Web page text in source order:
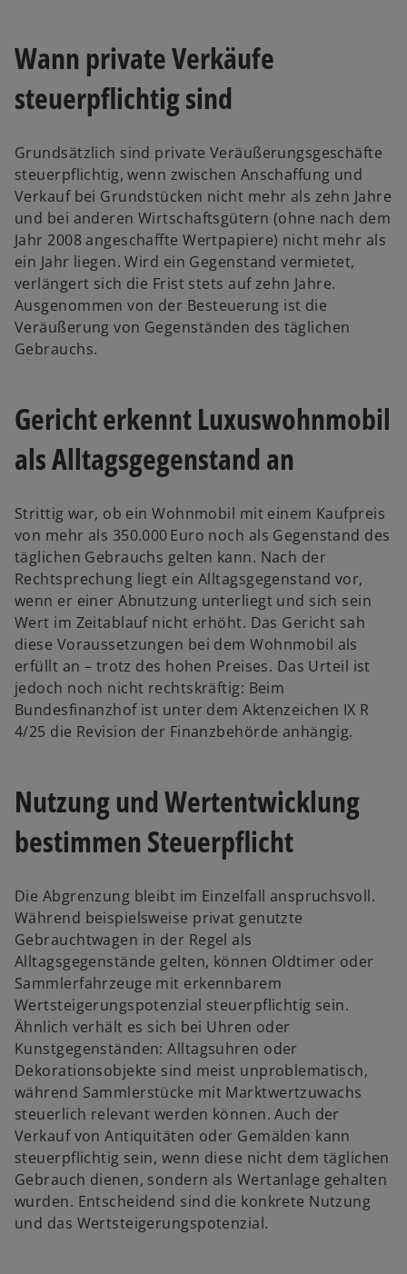
Wann private Verkäufe
steuerpflichtig sind
Grundsätzlich sind private Veräußerungsgeschäfte
steuerpflichtig, wenn zwischen Anschaffung und
Verkauf bei Grundstücken nicht mehr als zehn Jahre
und bei anderen Wirtschaftsgütern (ohne nach dem
Jahr 2008 angeschaffte Wertpapiere) nicht mehr als
ein Jahr liegen. Wird ein Gegenstand vermietet,
verlängert sich die Frist stets auf zehn Jahre.
Ausgenommen von der Besteuerung ist die
Veräußerung von Gegenständen des täglichen
Gebrauchs.
Gericht erkennt Luxuswohnmobil
als Alltagsgegenstand an
Strittig war, ob ein Wohnmobil mit einem Kaufpreis
von mehr als 350.000 Euro noch als Gegenstand des
täglichen Gebrauchs gelten kann. Nach der
Rechtsprechung liegt ein Alltagsgegenstand vor,
wenn er einer Abnutzung unterliegt und sich sein
Wert im Zeitablauf nicht erhöht. Das Gericht sah
diese Voraussetzungen bei dem Wohnmobil als
erfüllt an – trotz des hohen Preises. Das Urteil ist
jedoch noch nicht rechtskräftig: Beim
Bundesfinanzhof ist unter dem Aktenzeichen IX R
4/25 die Revision der Finanzbehörde anhängig.
Nutzung und Wertentwicklung
bestimmen Steuerpflicht
Die Abgrenzung bleibt im Einzelfall anspruchsvoll.
Während beispielsweise privat genutzte
Gebrauchtwagen in der Regel als
Alltagsgegenstände gelten, können Oldtimer oder
Sammlerfahrzeuge mit erkennbarem
Wertsteigerungspotenzial steuerpflichtig sein.
Ähnlich verhält es sich bei Uhren oder
Kunstgegenständen: Alltagsuhren oder
Dekorationsobjekte sind meist unproblematisch,
während Sammlerstücke mit Marktwertzuwachs
steuerlich relevant werden können. Auch der
Verkauf von Antiquitäten oder Gemälden kann
steuerpflichtig sein, wenn diese nicht dem täglichen
Gebrauch dienen, sondern als Wertanlage gehalten
wurden. Entscheidend sind die konkrete Nutzung
und das Wertsteigerungspotenzial.